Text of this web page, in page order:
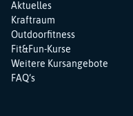
Navigation
überspringen
Aktuelles
Kraftraum
Outdoorfitness
Fit&Fun-Kurse
Weitere Kursangebote
FAQ‘s